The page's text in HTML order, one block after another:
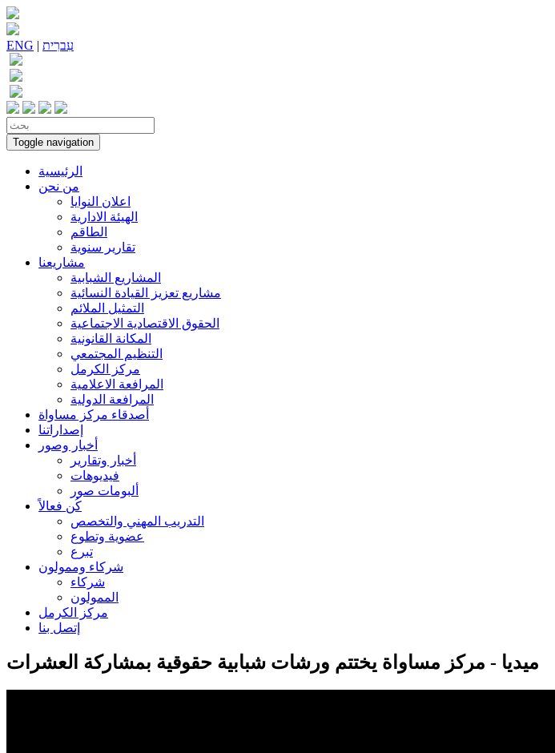
ENG | עִברִית
Toggle navigation
الرئيسية
من نحن
اعلان النوايا
الهيئة الادارية
الطاقم
تقارير سنوية
مشاريعنا
المشاريع الشبابية
مشاريع تعزيز القيادة النسائية
التمثيل الملائم
الحقوق الاقتصادية الاجتماعية
المكانة القانونية
التنظيم المجتمعي
مركز الكرمل
المرافعة الاعلامية
المرافعة الدولية
أصدقاء مركز مساواة
إصداراتنا
أخبار وصور
أخبار وتقارير
فيديوهات
ألبومات صور
كُن فعالاً
التدريب المهني والتخصص
عضوية وتطوع
تبرع
شركاء وممولون
شركاء
الممولون
مركز الكرمل
إتصل بنا
ميديا - مركز مساواة يختتم ورشات شبابية حقوقية بمشاركة العشرات